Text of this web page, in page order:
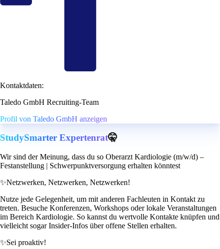
Kontaktdaten:
Taledo GmbH Recruiting-Team
Profil von Taledo GmbH anzeigen
StudySmarter Expertenrat🤫
Wir sind der Meinung, dass du so Oberarzt Kardiologie (m/w/d) –
Festanstellung | Schwerpunktversorgung erhalten könntest
✨Netzwerken, Netzwerken, Netzwerken!
Nutze jede Gelegenheit, um mit anderen Fachleuten in Kontakt zu
treten. Besuche Konferenzen, Workshops oder lokale Veranstaltungen
im Bereich Kardiologie. So kannst du wertvolle Kontakte knüpfen und
vielleicht sogar Insider-Infos über offene Stellen erhalten.
✨Sei proaktiv!